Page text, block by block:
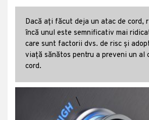
Dacă ați făcut deja un atac de cord,
încă unul este semnificativ mai
care sunt factorii dvs. de risc și
viață sănătos pentru a preveni un al
cord.